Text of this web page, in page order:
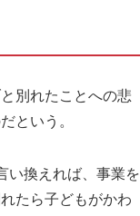
e 別れたことへの悲
という。
い換えれば、事業を
たら子どもがかわ